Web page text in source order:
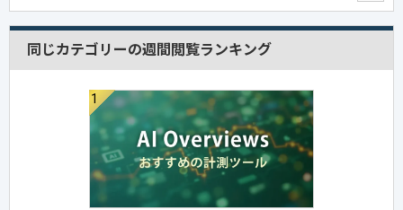
同じカテゴリーの週間閲覧ランキング